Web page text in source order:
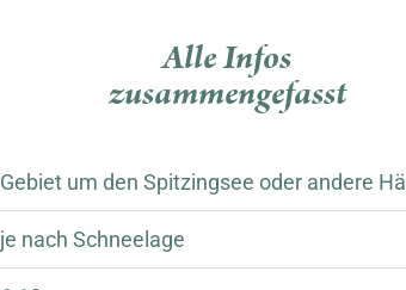
Alle Infos
zusammengefasst
Gebiet um den Spitzingsee oder andere
je nach Schneelage